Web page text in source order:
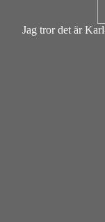
Jag tror det är